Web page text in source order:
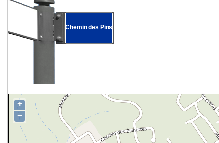
Chemin des Pins
+
−